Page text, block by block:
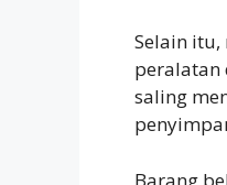
Selain
peralatan
saling
Barang